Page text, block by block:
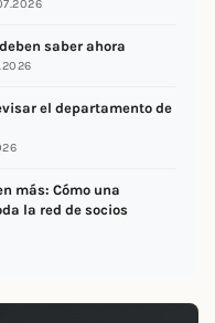
saber ahora
el departamento de
más: Cómo una
la red de socios